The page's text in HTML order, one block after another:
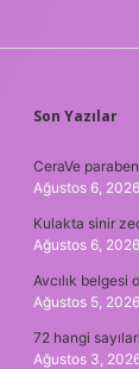
Son Yazılar
CeraVe
Ağustos 6, 2026
Kulakta sinir
Ağustos 6, 2026
Avcılık belgesi
Ağustos 5, 2026
72 hangi
Ağustos 3,